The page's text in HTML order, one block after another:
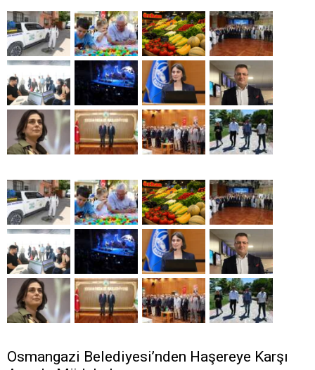
Osmangazi Belediyesi’nden Haşereye Karşı